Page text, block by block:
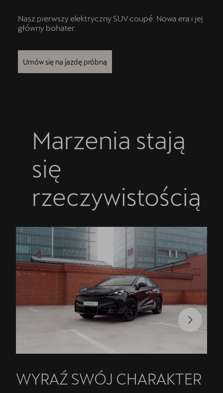
CUPRA For Business
Jazda próbna CUPRĄ
Samochody dostępne od ręki
Finansowanie
Oferta i aktualności
Oryginalne części zamienne
Serwis
Akcesoria CUPRA
Kontakt
Nasz pierwszy elektryczny SUV coupé. Nowa era i jej
główny bohater.
Umów się na jazdę próbną
Marzenia stają
się
rzeczywistością
WYRAŹ SWÓJ CHARAKTER